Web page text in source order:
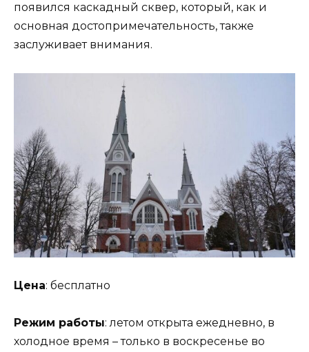
появился каскадный сквер, который, как и
основная достопримечательность, также
заслуживает внимания.
Цена: бесплатно
Режим работы: летом открыта ежедневно, в
холодное время – только в воскресенье во